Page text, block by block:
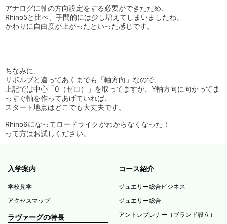
アナログに軸の方向設定をする必要ができたため、
Rhino5と比べ、手間的には少し増えてしまいましたね。
かわりに自由度が上がったといった感じです。
ちなみに、
リボルブと違ってあくまでも「軸方向」なので、
上記では中心「0（ゼロ）」を取ってますが、Y軸方向に向かってま
っすぐ軸を作ってあげていれば、
スタート地点はどこでも大丈夫です。
Rhino6になってロードライクがわからなくなった！
って方はお試しください。
入学案内
学校見学
アクセスマップ
ラヴァーグの特長
コース紹介
ジュエリー総合ビジネス
ジュエリー総合
アントレプレナー（ブランド設立）